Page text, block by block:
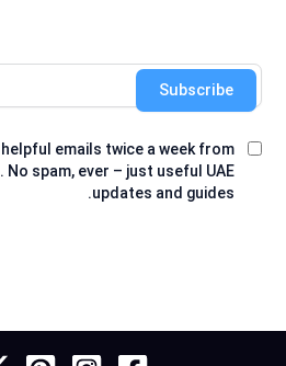
helpful emails twice a week from
No spam, ever – just useful UAE
updates and guides.
Subscribe